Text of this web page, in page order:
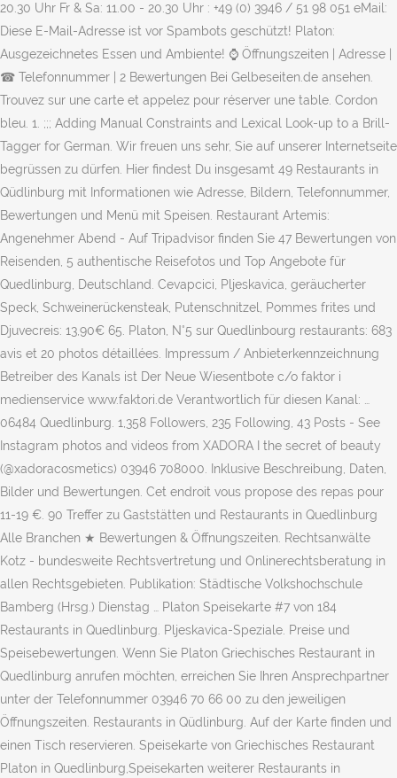
20.30 Uhr Fr & Sa: 11.00 - 20.30 Uhr : +49 (0) 3946 / 51 98 051 eMail:
Diese E-Mail-Adresse ist vor Spambots geschützt! Platon:
Ausgezeichnetes Essen und Ambiente! ⌚ Öffnungszeiten | Adresse |
☎ Telefonnummer | 2 Bewertungen Bei Gelbeseiten.de ansehen.
Trouvez sur une carte et appelez pour réserver une table. Cordon
bleu. 1. ;;; Adding Manual Constraints and Lexical Look-up to a Brill-
Tagger for German. Wir freuen uns sehr, Sie auf unserer Internetseite
begrüssen zu dürfen. Hier findest Du insgesamt 49 Restaurants in
Qüdlinburg mit Informationen wie Adresse, Bildern, Telefonnummer,
Bewertungen und Menü mit Speisen. Restaurant Artemis:
Angenehmer Abend - Auf Tripadvisor finden Sie 47 Bewertungen von
Reisenden, 5 authentische Reisefotos und Top Angebote für
Quedlinburg, Deutschland. Cevapcici, Pljeskavica, geräucherter
Speck, Schweinerückensteak, Putenschnitzel, Pommes frites und
Djuvecreis: 13,90€ 65. Platon, N°5 sur Quedlinbourg restaurants: 683
avis et 20 photos détaillées. Impressum / Anbieterkennzeichnung
Betreiber des Kanals ist Der Neue Wiesentbote c/o faktor i
medienservice www.faktori.de Verantwortlich für diesen Kanal: …
06484 Quedlinburg. 1,358 Followers, 235 Following, 43 Posts - See
Instagram photos and videos from XADORA I the secret of beauty
(@xadoracosmetics) 03946 708000. Inklusive Beschreibung, Daten,
Bilder und Bewertungen. Cet endroit vous propose des repas pour
11-19 €. 90 Treffer zu Gaststätten und Restaurants in Quedlinburg
Alle Branchen ★ Bewertungen & Öffnungszeiten. Rechtsanwälte
Kotz - bundesweite Rechtsvertretung und Onlinerechtsberatung in
allen Rechtsgebieten. Publikation: Städtische Volkshochschule
Bamberg (Hrsg.) Dienstag … Platon Speisekarte #7 von 184
Restaurants in Quedlinburg. Pljeskavica-Speziale. Preise und
Speisebewertungen. Wenn Sie Platon Griechisches Restaurant in
Quedlinburg anrufen möchten, erreichen Sie Ihren Ansprechpartner
unter der Telefonnummer 03946 70 66 00 zu den jeweiligen
Öffnungszeiten. Restaurants in Qüdlinburg. Auf der Karte finden und
einen Tisch reservieren. Speisekarte von Griechisches Restaurant
Platon in Quedlinburg,Speisekarten weiterer Restaurants in